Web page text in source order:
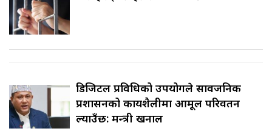
डिजिटल प्रविधिको उपयोगले सार्वजनिक
प्रशासनको कार्यशैलीमा आमूल परिवर्तन
ल्याउँछ: मन्त्री खनाल